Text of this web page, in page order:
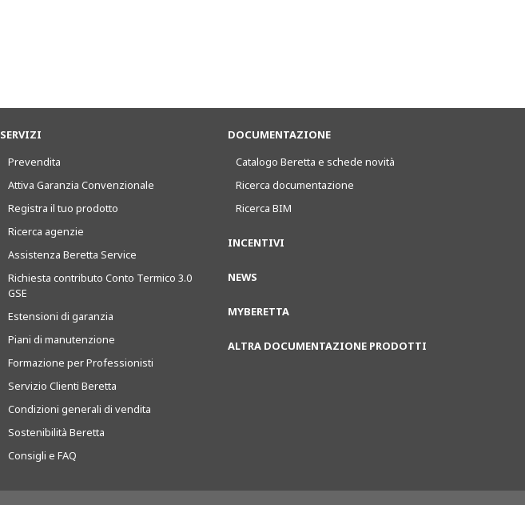
SERVIZI
Prevendita
Attiva Garanzia Convenzionale
Registra il tuo prodotto
Ricerca agenzie
Assistenza Beretta Service
Richiesta contributo Conto Termico 3.0
GSE
Estensioni di garanzia
Piani di manutenzione
Formazione per Professionisti
Servizio Clienti Beretta
Condizioni generali di vendita
Sostenibilità Beretta
Consigli e FAQ
DOCUMENTAZIONE
Catalogo Beretta e schede novità
Ricerca documentazione
Ricerca BIM
INCENTIVI
NEWS
MYBERETTA
ALTRA DOCUMENTAZIONE PRODOTTI